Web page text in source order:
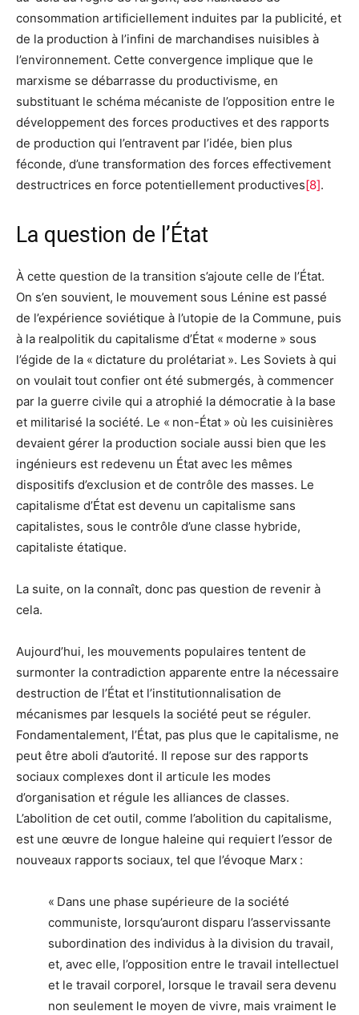
consommation artificiellement induites par la publicité, et
de la production à l’infini de marchandises nuisibles à
l’environnement. Cette convergence implique que le
marxisme se débarrasse du productivisme, en
substituant le schéma mécaniste de l’opposition entre le
développement des forces productives et des rapports
de production qui l’entravent par l’idée, bien plus
féconde, d’une transformation des forces effectivement
destructrices en force potentiellement productives[8].
La question de l’État
À cette question de la transition s’ajoute celle de l’État.
On s’en souvient, le mouvement sous Lénine est passé
de l’expérience soviétique à l’utopie de la Commune, puis
à la realpolitik du capitalisme d’État « moderne » sous
l’égide de la « dictature du prolétariat ». Les Soviets à qui
on voulait tout confier ont été submergés, à commencer
par la guerre civile qui a atrophié la démocratie à la base
et militarisé la société. Le « non-État » où les cuisinières
devaient gérer la production sociale aussi bien que les
ingénieurs est redevenu un État avec les mêmes
dispositifs d’exclusion et de contrôle des masses. Le
capitalisme d’État est devenu un capitalisme sans
capitalistes, sous le contrôle d’une classe hybride,
capitaliste étatique.
La suite, on la connaît, donc pas question de revenir à
cela.
Aujourd’hui, les mouvements populaires tentent de
surmonter la contradiction apparente entre la nécessaire
destruction de l’État et l’institutionnalisation de
mécanismes par lesquels la société peut se réguler.
Fondamentalement, l’État, pas plus que le capitalisme, ne
peut être aboli d’autorité. Il repose sur des rapports
sociaux complexes dont il articule les modes
d’organisation et régule les alliances de classes.
L’abolition de cet outil, comme l’abolition du capitalisme,
est une œuvre de longue haleine qui requiert l’essor de
nouveaux rapports sociaux, tel que l’évoque Marx :
« Dans une phase supérieure de la société
communiste, lorsqu’auront disparu l’asservissante
subordination des individus à la division du travail,
et, avec elle, l’opposition entre le travail intellectuel
et le travail corporel, lorsque le travail sera devenu
non seulement le moyen de vivre, mais vraiment le